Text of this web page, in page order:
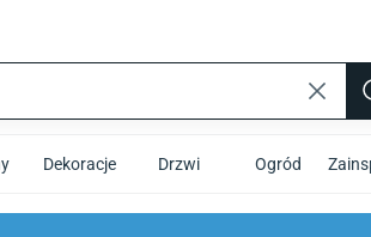
Dekoracje Drzwi Ogród